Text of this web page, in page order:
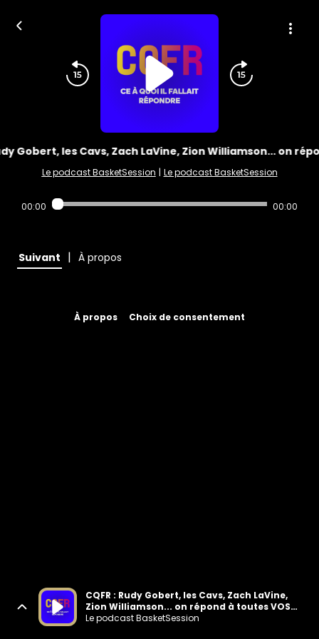
Gobert, les Cavs, Zach LaVine, Zion Williamson... on
Le podcast BasketSession | Le podcast BasketSession
00:00 00:00
Suivant | À propos
À propos Choix de consentement
CQFR : Rudy Gobert, les Cavs, Zach LaVine,
Zion Williamson... on répond à toutes VOS
questions !
Le podcast BasketSession